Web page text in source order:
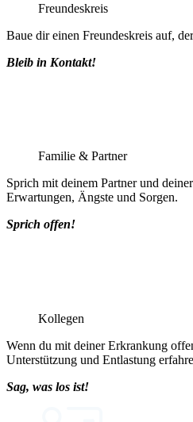
Freundeskreis
Baue dir einen Freundeskreis auf,
Bleib in Kontakt!
Familie & Partner
Sprich mit deinem Partner und
Erwartungen, Ängste und Sorgen.
Sprich offen!
Kollegen
Wenn du mit deiner Erkrankung
Unterstützung und Entlastung
Sag, was los ist!